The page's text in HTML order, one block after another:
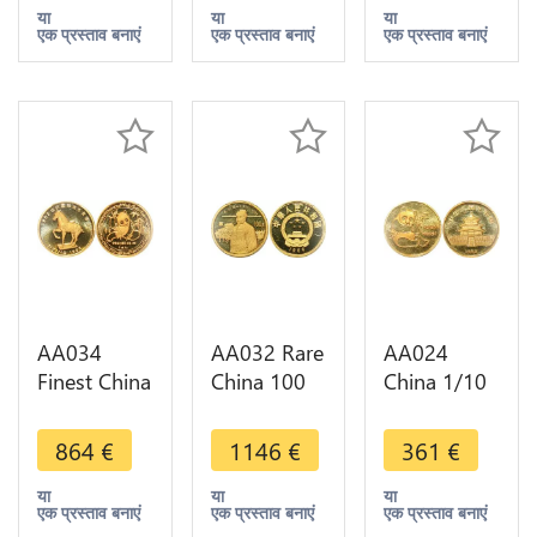
1990 Or
Gold PCGS
या
एक प्रस्ताव बनाएं
Or Gold
PCGS PR68
Cameo
या
एक प्रस्ताव बनाएं
Or Gold
PCGS PR67
Proof
या
एक प्रस्ताव बनाएं
AA034
Finest China
Panda New
York INC
1989 Or
Gold PCGS
864 €
या
एक प्रस्ताव बनाएं
AA032 Rare
China 100
Kuangyin
1988 Or
Gold PCGS
PR67 -
1146 €
या
एक प्रस्ताव बनाएं
AA024
China 1/10
Long Leaf
Pan-4B
1982 Or
Gold PCGS
361 €
या
एक प्रस्ताव बनाएं